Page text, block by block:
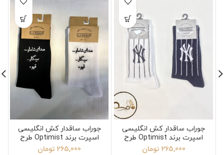
جوراب ساقدار کش انگلیسی
اسپرت برند Optimist طرح
نیویورک یانکیز
265,000 تومان
جوراب ساقدار کش انگلیسی
اسپرت برند Optimist طرح
تکست فارسی شاملو
265,000 تومان